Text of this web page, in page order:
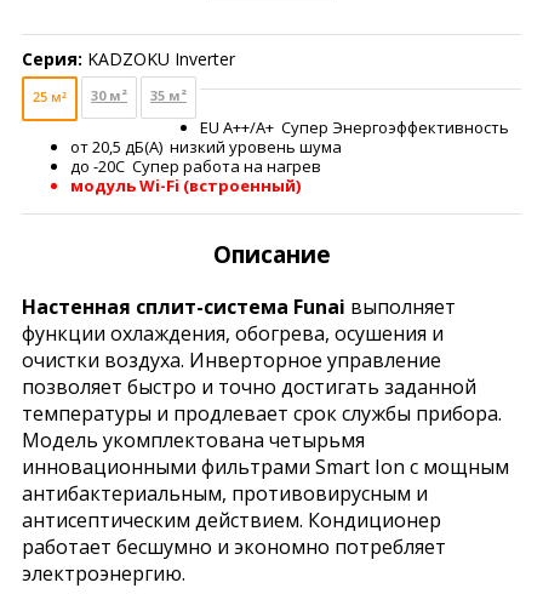
Серия: KADZOKU Inverter
25 м² 30 м² 35 м²
EU А++/А+ Супер Энергоэффективность
от 20,5 дБ(А) низкий уровень шума
до -20С Супер работа на нагрев
модуль Wi-Fi (встроенный)
Описание
Настенная сплит-система Funai выполняет
функции охлаждения, обогрева, осушения и
очистки воздуха. Инверторное управление
позволяет быстро и точно достигать заданной
температуры и продлевает срок службы прибора.
Модель укомплектована четырьмя
инновационными фильтрами Smart Ion с мощным
антибактериальным, противовирусным и
антисептическим действием. Кондиционер
работает бесшумно и экономно потребляет
электроэнергию.